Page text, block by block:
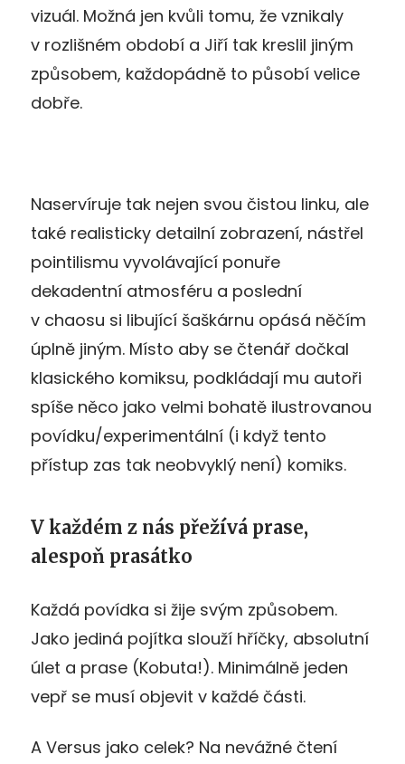
vizuál. Možná jen kvůli tomu, že vznikaly
v rozlišném období a Jiří tak kreslil jiným
způsobem, každopádně to působí velice
dobře.
Naservíruje tak nejen svou čistou linku, ale
také realisticky detailní zobrazení, nástřel
pointilismu vyvolávající ponuře
dekadentní atmosféru a poslední
v chaosu si libující šaškárnu opásá něčím
úplně jiným. Místo aby se čtenář dočkal
klasického komiksu, podkládají mu autoři
spíše něco jako velmi bohatě ilustrovanou
povídku/experimentální (i když tento
přístup zas tak neobvyklý není) komiks.
V každém z nás přežívá prase,
alespoň prasátko
Každá povídka si žije svým způsobem.
Jako jediná pojítka slouží hříčky, absolutní
úlet a prase (Kobuta!). Minimálně jeden
vepř se musí objevit v každé části.
A Versus jako celek? Na nevážné čtení